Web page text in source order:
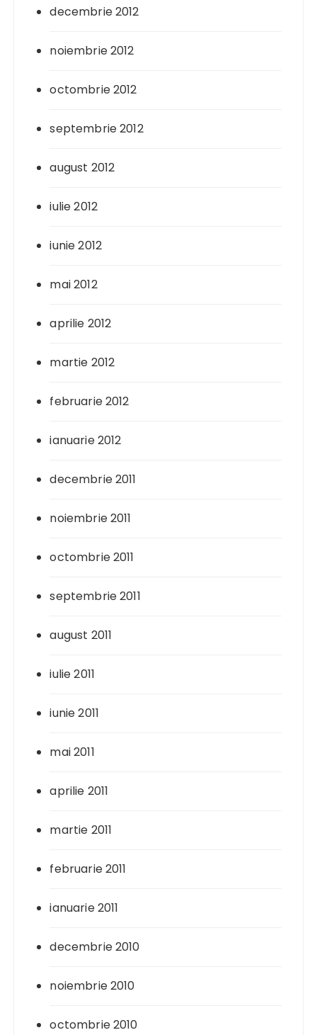
decembrie 2012
noiembrie 2012
octombrie 2012
septembrie 2012
august 2012
iulie 2012
iunie 2012
mai 2012
aprilie 2012
martie 2012
februarie 2012
ianuarie 2012
decembrie 2011
noiembrie 2011
octombrie 2011
septembrie 2011
august 2011
iulie 2011
iunie 2011
mai 2011
aprilie 2011
martie 2011
februarie 2011
ianuarie 2011
decembrie 2010
noiembrie 2010
octombrie 2010